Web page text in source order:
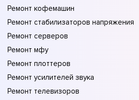
Ремонт кофемашин
Ремонт стабилизаторов напряжения
Ремонт серверов
Ремонт мфу
Ремонт плоттеров
Ремонт усилителей звука
Ремонт телевизоров